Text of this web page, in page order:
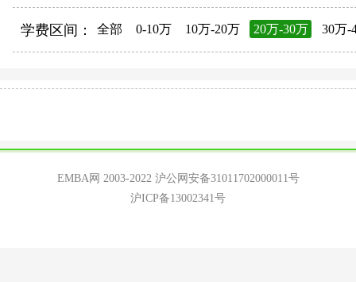
学费区间： 全部 0-10万 10万-20万 20万-30万 30万-
EMBA网 2003-2022 沪公网安备31011702000011号
沪ICP备13002341号